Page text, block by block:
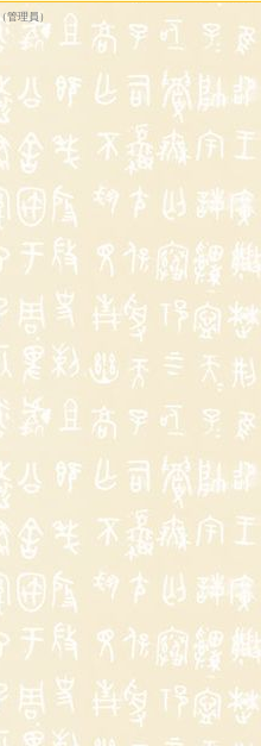
（管理員 ）